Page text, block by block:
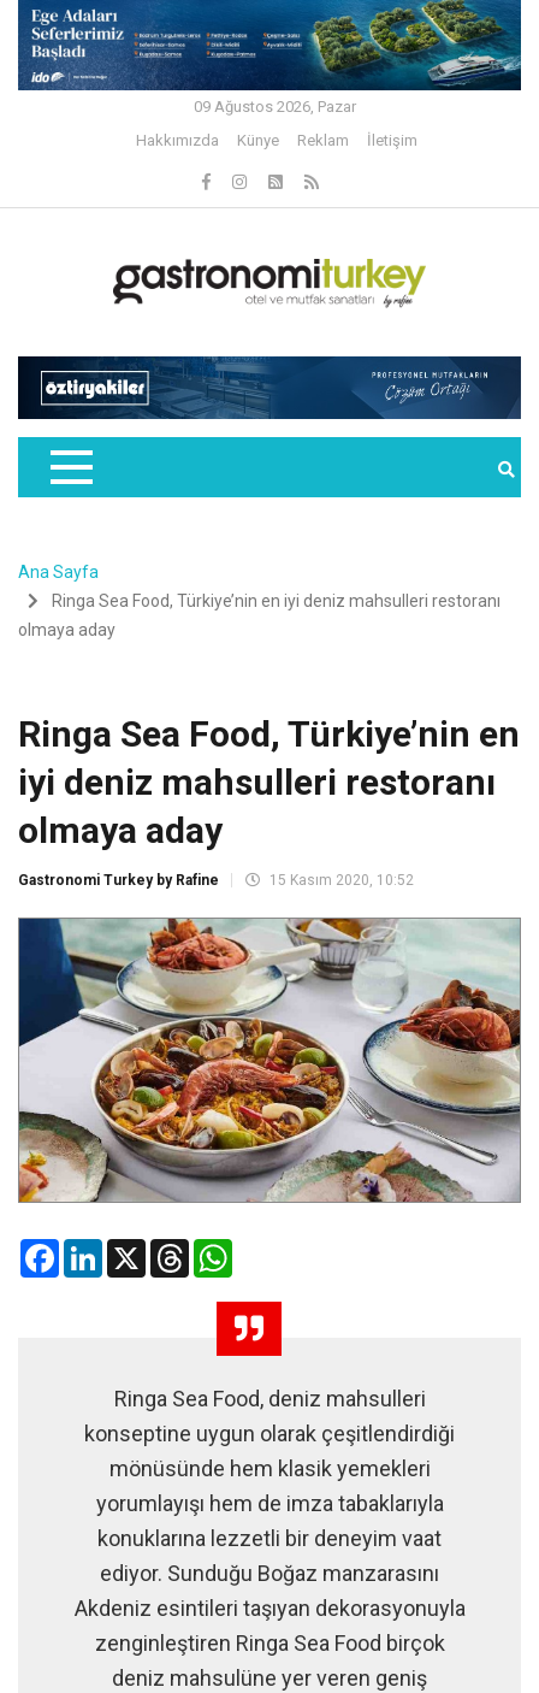
09 Ağustos 2026, Pazar
Hakkımızda
Künye Reklam İletişim
Ana Sayfa
Ringa Sea Food, Türkiye’nin en iyi deniz mahsulleri restoranı
olmaya aday
Ringa Sea Food, Türkiye’nin en
iyi deniz mahsulleri restoranı
olmaya aday
Gastronomi Turkey by Rafine 15 Kasım 2020, 10:52
FacebookLinkedIn
X Threads
Ringa Sea Food, deniz mahsulleri
konseptine uygun olarak çeşitlendirdiği
mönüsünde hem klasik yemekleri
yorumlayışı hem de imza tabaklarıyla
konuklarına lezzetli bir deneyim vaat
ediyor. Sunduğu Boğaz manzarasını
Akdeniz esintileri taşıyan dekorasyonuyla
zenginleştiren Ringa Sea Food birçok
deniz mahsulüne yer veren geniş